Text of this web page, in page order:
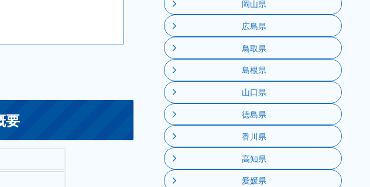
要
岡山県
広島県
鳥取県
島根県
山口県
徳島県
香川県
高知県
愛媛県